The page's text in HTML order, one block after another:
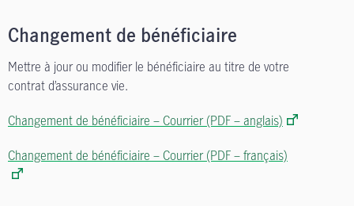
Changement de bénéficiaire
Mettre à jour ou modifier le bénéficiaire au titre de votre
contrat d’assurance vie.
Changement de bénéficiaire – Courrier (PDF – anglais)
Changement de bénéficiaire – Courrier (PDF – français)